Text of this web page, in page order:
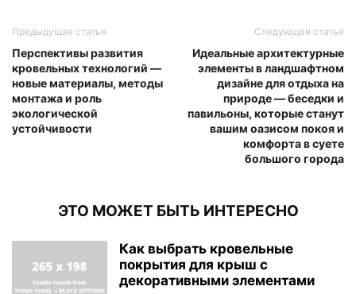
Предыдущая статья
Перспективы развития
кровельных технологий —
новые материалы, методы
монтажа и роль
экологической
устойчивости
Следующая статья
Идеальные архитектурные
элементы в ландшафтном
дизайне для отдыха на
природе — беседки и
павильоны, которые станут
вашим оазисом покоя и
комфорта в суете
большого города
ЭТО МОЖЕТ БЫТЬ ИНТЕРЕСНО
Как выбрать кровельные
покрытия для крыш с
декоративными элементами